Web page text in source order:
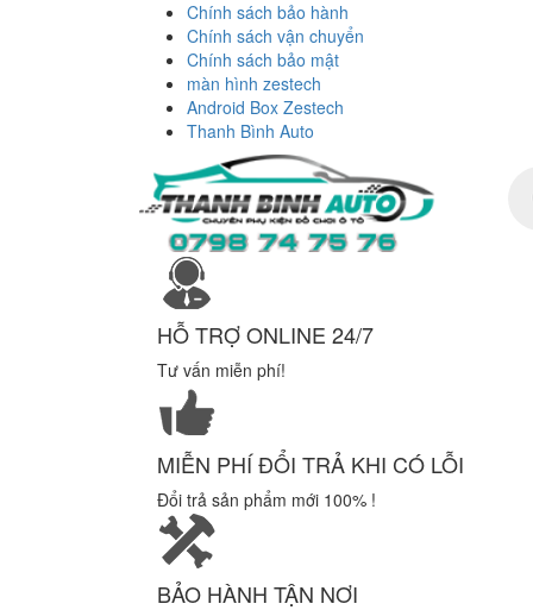
Chính sách bảo hành
Chính sách vận chuyển
Chính sách bảo mật
màn hình zestech
Android Box Zestech
Thanh Bình Auto
HỖ TRỢ ONLINE 24/7
Tư vấn miễn phí!
MIỄN PHÍ ĐỔI TRẢ KHI CÓ LỖI
Đổi trả sản phẩm mới 100% !
BẢO HÀNH TẬN NƠI